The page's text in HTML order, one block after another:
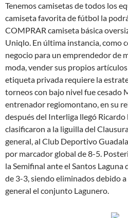
Tenemos camisetas de todos los
camiseta favorita de fútbol la
COMPRAR camiseta básica
Uniqlo. En última instancia, como
negocio para un emprendedor de
moda, vender sus propios
etiqueta privada requiere la
torneos con bajo nivel fue cesado
entrenador regiomontano, en su
después del Interliga llegó Ricardo
clasificaron a la liguilla del
general, al Club Deportivo
por marcador global de 8-5.
la Semifinal ante el Santos
de 3-3, siendo eliminados debido
general el conjunto Lagunero.